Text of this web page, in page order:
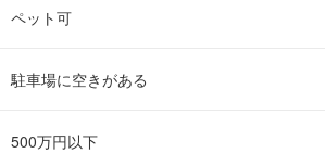
ペット可
駐車場に空きがある
500万円以下